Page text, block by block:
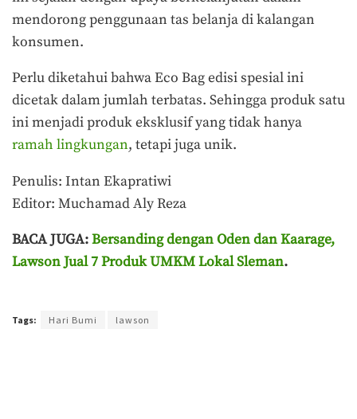
mendorong penggunaan tas belanja di kalangan
konsumen.
Perlu diketahui bahwa Eco Bag edisi spesial ini
dicetak dalam jumlah terbatas. Sehingga produk satu
ini menjadi produk eksklusif yang tidak hanya
ramah lingkungan, tetapi juga unik.
Penulis: Intan Ekapratiwi
Editor: Muchamad Aly Reza
BACA JUGA:Bersanding dengan Oden dan Kaarage,
Lawson Jual 7 Produk UMKM Lokal Sleman.
Tags: Hari Bumi lawson